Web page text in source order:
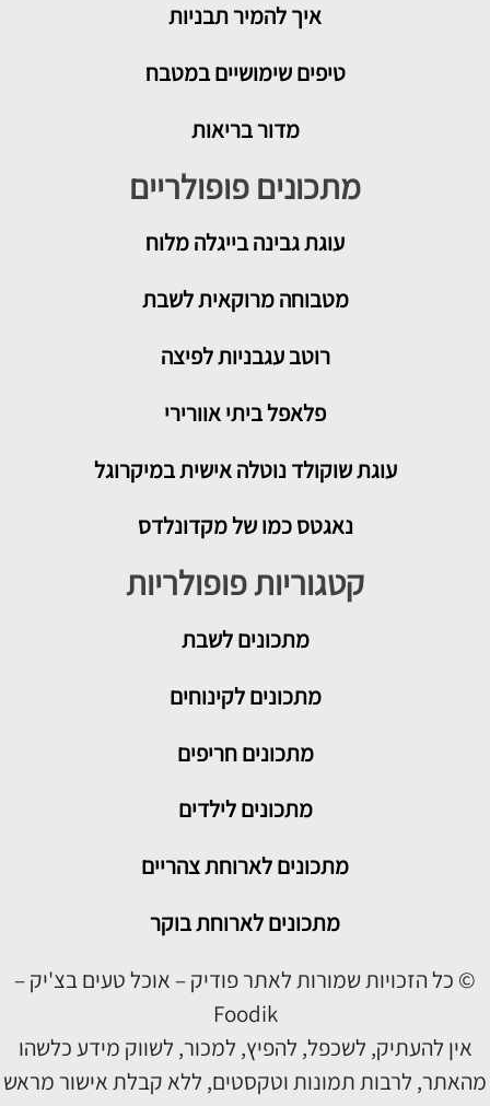
איך להמיר תבניות
טיפים שימושיים במטבח
מדור בריאות
מתכונים פופולריים
עוגת גבינה בייגלה מלוח
מטבוחה מרוקאית לשבת
רוטב עגבניות לפיצה
פלאפל ביתי אוורירי
עוגת שוקולד נוטלה אישית במיקרוגל
נאגטס כמו של מקדונלדס
קטגוריות פופולריות
מתכוניםלשבת
מתכונים לקינוחים
מתכונים חריפים
מתכונים לילדים
מתכונים לארוחת צהריים
מתכונים לארוחת בוקר
© כל הזכויות שמורות לאתר פודיק – אוכל טעים בצ'יק –
Foodik
אין להעתיק, לשכפל, להפיץ, למכור, לשווק מידע כלשהו
מהאתר, לרבות תמונות וטקסטים, ללא קבלת אישור מראש